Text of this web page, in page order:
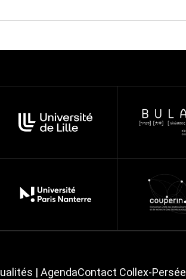
| AgendaContact Collex-Persée